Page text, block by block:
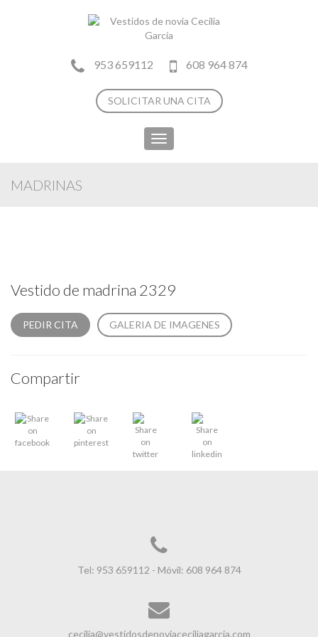
953 659112 608 964 874
SOLICITAR UNA CITA
Toggle
navigation
MADRINAS
Vestido de madrina 2329
PEDIR CITA GALERIA DE IMAGENES
Compartir
Tel: 953 659112 - Móvil: 608 964 874
cecilia@vestidosdenoviaceciliagarcia.com